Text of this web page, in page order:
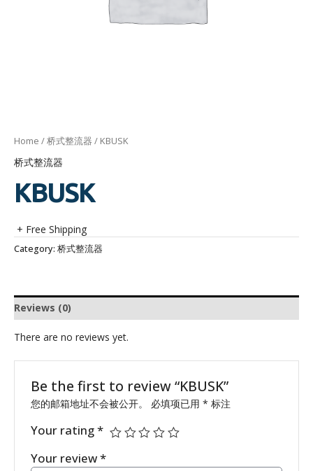
Home /桥式整流器 / KBUSK
桥式整流器
KBUSK
+ Free Shipping
Category: 桥式整流器
Reviews (0)
There are no reviews yet.
Be the first to review “KBUSK”
您的邮箱地址不会被公开。 必填项已用* 标注
Your rating*
Your review*